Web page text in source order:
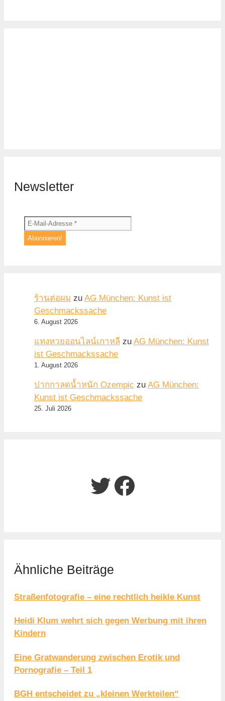
Newsletter
ร้านต่อผม zu AG München: Kunst ist
Geschmackssache
6. August 2026
แทงหวยออนไลน์เกาหลี zu AG München: Kunst
ist Geschmackssache
1. August 2026
ปากกาลดน้ำหนัก Ozempic zu AG München:
Kunst ist Geschmackssache
25. Juli 2026
Twitter
Facebook
Ähnliche Beiträge
Straßenfotografie – eine rechtlich heikle Kunst
Heidi Klum wehrt sich gegen Werbung mit ihren
Kindern
Eine Gratwanderung zwischen Erotik und
Pornografie – Teil 1
BGH entscheidet zu „kleinen Werkteilen“